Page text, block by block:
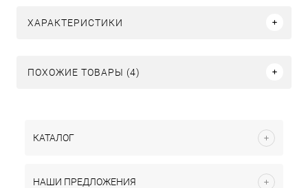
ХАРАКТЕРИСТИКИ
ПОХОЖИЕ ТОВАРЫ (4)
КАТАЛОГ
НАШИ ПРЕДЛОЖЕНИЯ